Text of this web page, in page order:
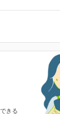
すすめ加入例
ためのWebメディア
ージログイン
手続きや「重要
更
の変更
開
ップ
できる